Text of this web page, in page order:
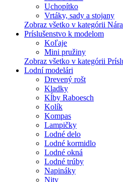
Uchopítko
Vrtáky, sady a stojany
Zobraz všetko v kategórii
Príslušenstvo k modelom
Koľaje
Mini pružiny
Zobraz všetko v kategórii
Lodní modelári
Drevený rošt
Kladky
Kĺby Raboesch
Kolík
Kompas
Lampičky
Lodné delo
Lodné kormidlo
Lodné okná
Lodné trúby
Napináky
Nity